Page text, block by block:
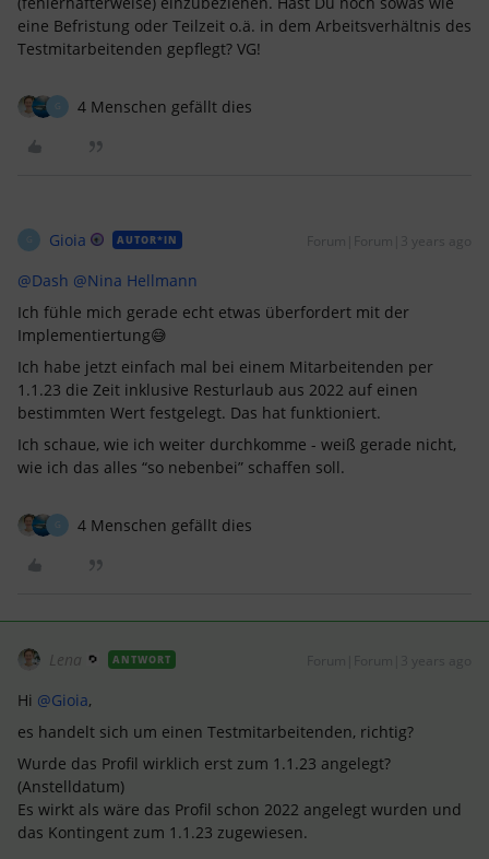
eine Befristung oder Teilzeit o.ä. in dem Arbeitsverhältnis des
Testmitarbeitenden gepflegt? VG!
4 Menschen gefällt dies
Gioia AUTOR*IN Forum|Forum|3 years ago
@Dash @Nina Hellmann
Ich fühle mich gerade echt etwas überfordert mit der
Implementiertung😅
Ich habe jetzt einfach mal bei einem Mitarbeitenden per
1.1.23 die Zeit inklusive Resturlaub aus 2022 auf einen
bestimmten Wert festgelegt. Das hat funktioniert.
Ich schaue, wie ich weiter durchkomme - weiß gerade nicht,
wie ich das alles “so nebenbei” schaffen soll.
4 Menschen gefällt dies
Lena ANTWORT
Hi @Gioia,
es handelt sich um einen Testmitarbeitenden, richtig?
Wurde das Profil wirklich erst zum 1.1.23 angelegt?
(Anstelldatum)
Es wirkt als wäre das Profil schon 2022 angelegt wurden und
das Kontingent zum 1.1.23 zugewiesen.